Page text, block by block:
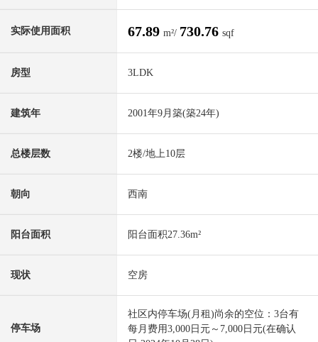
实际使用面积 67.89 m²/ 730.76 sqf
房型 3LDK
建筑年 2001年9月築(築24年)
总楼层数 2楼/地上10层
朝向 西南
阳台面积 阳台面积27.36m²
现状 空房
停车场
社区内停车场(月租)尚余的空位：3台有
每月费用3,000日元～7,000日元(在确认